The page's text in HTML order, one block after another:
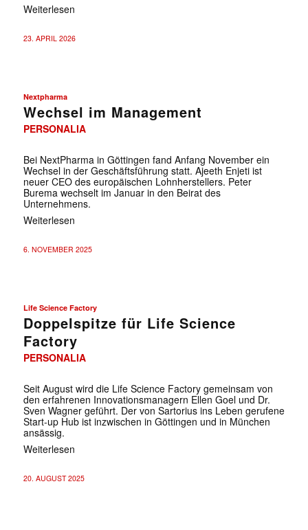
Weiterlesen
23. APRIL 2026
Nextpharma
Wechsel im Management
PERSONALIA
Bei NextPharma in Göttingen fand Anfang November ein
Wechsel in der Geschäftsführung statt. Ajeeth Enjeti ist
neuer CEO des europäischen Lohnherstellers. Peter
Burema wechselt im Januar in den Beirat des
Unternehmens.
Weiterlesen
6. NOVEMBER 2025
Life Science Factory
Doppelspitze für Life Science
Factory
PERSONALIA
Seit August wird die Life Science Factory gemeinsam von
den erfahrenen Innovationsmanagern Ellen Goel und Dr.
Sven Wagner geführt. Der von Sartorius ins Leben gerufene
Start-up Hub ist inzwischen in Göttingen und in München
ansässig.
Weiterlesen
20. AUGUST 2025